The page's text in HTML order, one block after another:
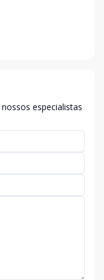
especialistas